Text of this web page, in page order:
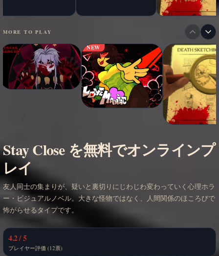
MORE TO PLAY
NEW
Stay Close を無料でオンラインプ
レイ
友人同士の集まりが、疑いと裏切りにじわじわ変わっていく心理ホラ
ー・ビジュアルノベル。大きな怪物ではなく、人間関係のほころびで
怖がらせるタイプです。
4.2 / 5
プレイヤー評価 (12票)